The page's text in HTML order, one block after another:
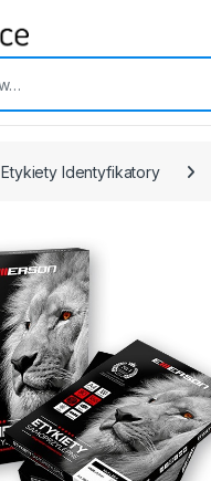
Etykiety Identyfikatory